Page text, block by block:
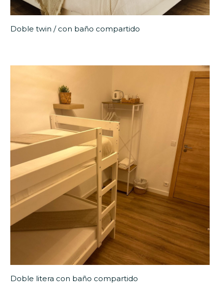
Doble twin / con baño compartido
Doble litera con baño compartido